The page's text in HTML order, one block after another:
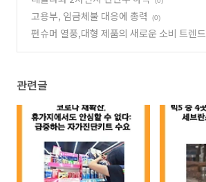
고용부, 임금체불 대응에 총력 (0)
펀슈머 열풍,대형 제품의 새로운 소비 트렌드
관련글